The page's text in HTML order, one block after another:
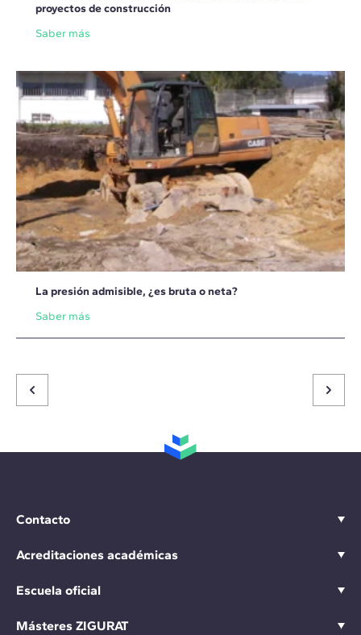
proyectos de construcción
Saber más
La presión admisible, ¿es bruta o neta?
Saber más
Contacto
Acreditaciones académicas
Escuela oficial
Másteres ZIGURAT